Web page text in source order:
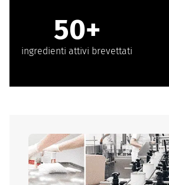
50+
ingredienti attivi brevettati